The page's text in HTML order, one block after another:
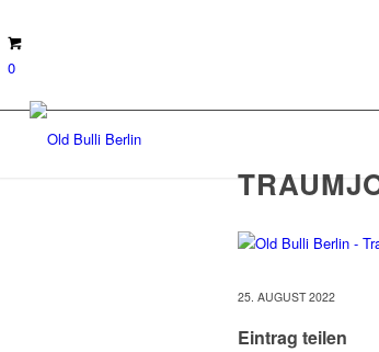
0
25. AUGUST 2022
Eintrag teilen